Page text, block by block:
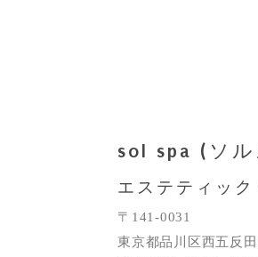
sol spa (ソ
エステティッ
〒141-0031
東京都品川区西五反